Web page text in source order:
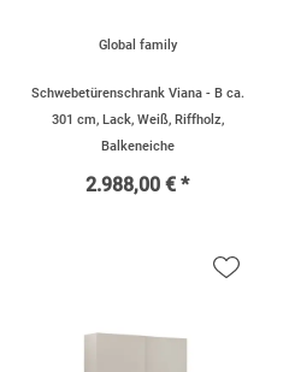
Global family
Schwebetürenschrank Viana - B ca.
301 cm, Lack, Weiß, Riffholz,
Balkeneiche
2.988,00 € *